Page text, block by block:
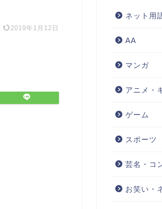
2019年1月12日
ネット用
AA
マンガ
アニメ・
ゲーム
スポーツ
芸名・コ
お笑い・